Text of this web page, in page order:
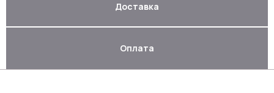
Доставка
Оплата